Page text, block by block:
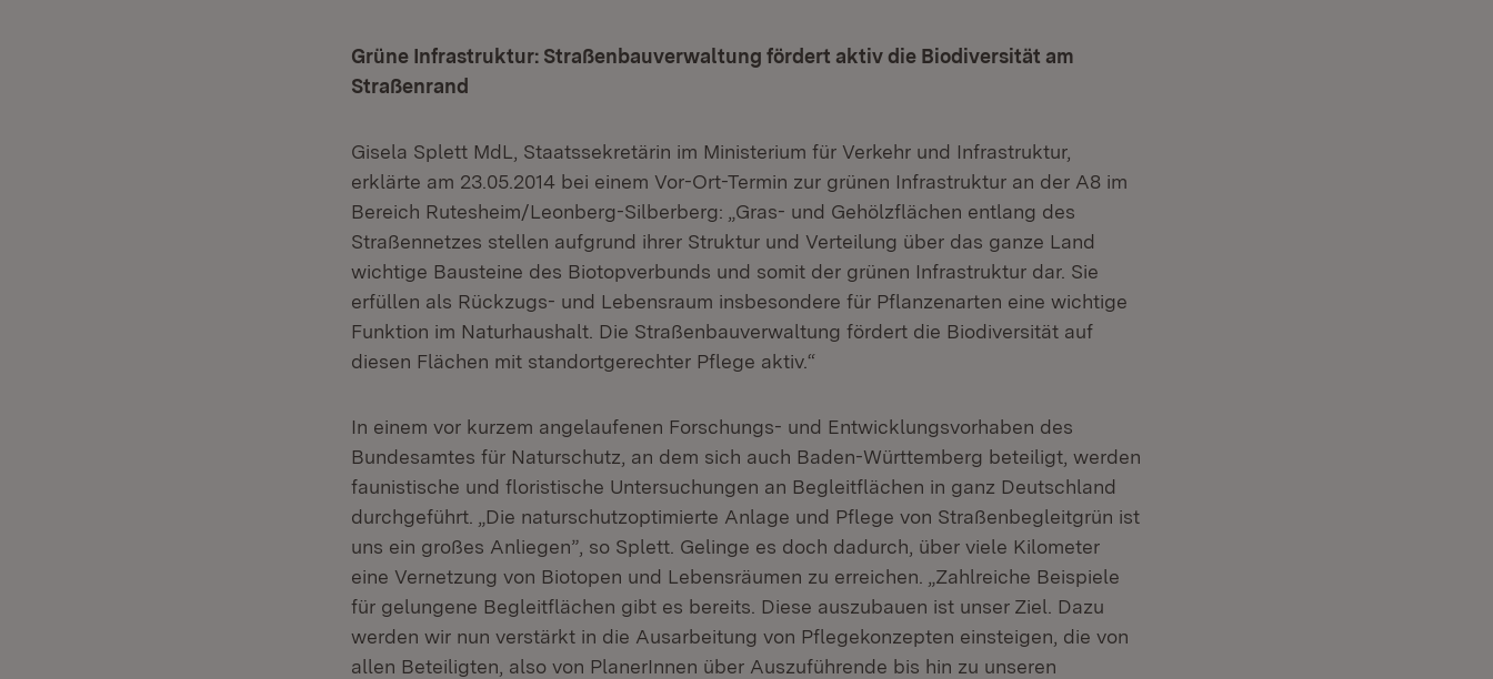
Grüne Infrastruktur: Straßenbauverwaltung fördert aktiv die Biodiversität am
Straßenrand
Gisela Splett MdL, Staatssekretärin im Ministerium für Verkehr und Infrastruktur,
erklärte am 23.05.2014 bei einem Vor-Ort-Termin zur grünen Infrastruktur an der A8 im
Bereich Rutesheim/Leonberg-Silberberg: „Gras- und Gehölzflächen entlang des
Straßennetzes stellen aufgrund ihrer Struktur und Verteilung über das ganze Land
wichtige Bausteine des Biotopverbunds und somit der grünen Infrastruktur dar. Sie
erfüllen als Rückzugs- und Lebensraum insbesondere für Pflanzenarten eine wichtige
Funktion im Naturhaushalt. Die Straßenbauverwaltung fördert die Biodiversität auf
diesen Flächen mit standortgerechter Pflege aktiv.“
In einem vor kurzem angelaufenen Forschungs- und Entwicklungsvorhaben des
Bundesamtes für Naturschutz, an dem sich auch Baden-Württemberg beteiligt, werden
faunistische und floristische Untersuchungen an Begleitflächen in ganz Deutschland
durchgeführt. „Die naturschutzoptimierte Anlage und Pflege von Straßenbegleitgrün ist
uns ein großes Anliegen”‚ so Splett. Gelinge es doch dadurch, über viele Kilometer
eine Vernetzung von Biotopen und Lebensräumen zu erreichen. „Zahlreiche Beispiele
für gelungene Begleitflächen gibt es bereits. Diese auszubauen ist unser Ziel. Dazu
werden wir nun verstärkt in die Ausarbeitung von Pflegekonzepten einsteigen, die von
allen Beteiligten, also von PlanerInnen über Auszuführende bis hin zu unseren